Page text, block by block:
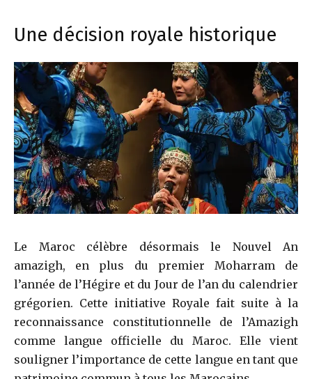
Une décision royale historique
Le Maroc célèbre désormais le Nouvel An
amazigh, en plus du premier Moharram de
l’année de l’Hégire et du Jour de l’an du calendrier
grégorien. Cette initiative Royale fait suite à la
reconnaissance constitutionnelle de l’Amazigh
comme langue officielle du Maroc. Elle vient
souligner l’importance de cette langue en tant que